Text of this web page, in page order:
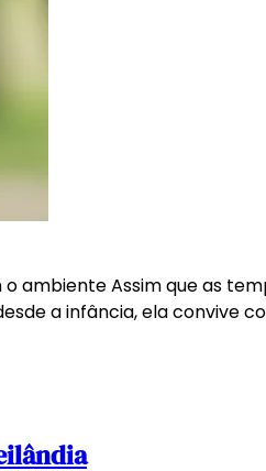
ambiente Assim que as
a infância, ela convive